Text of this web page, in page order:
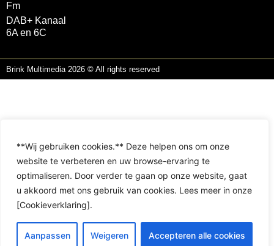
**Wij gebruiken cookies.** Deze helpen ons om onze
website te verbeteren en uw browse-ervaring te
optimaliseren. Door verder te gaan op onze website, gaat
u akkoord met ons gebruik van cookies. Lees meer in onze
[Cookieverklaring].
Aanpassen Weigeren Accepteren alle cookies
Fm
DAB+ Kanaal
6A en 6C
Brink Multimedia 2026 © All rights reserved